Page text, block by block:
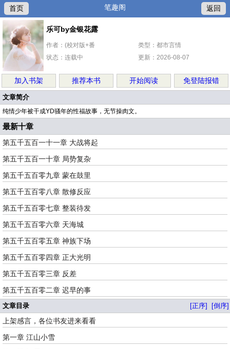
首页 笔趣阁 返回
乐可by金银花露
作者：(校对版+番
类型：都市言情
状态：连载中
更新：2026-08-07
加入书架 推荐本书 开始阅读 免登陆报错
文章简介
纯情少年被干成YD骚年的性福故事，无节操肉文。
最新十章
第五千五百一十一章 大战将起
第五千五百一十章 局势复杂
第五千五百零九章 蒙在鼓里
第五千五百零八章 散修反应
第五千五百零七章 整装待发
第五千五百零六章 天海城
第五千五百零五章 神族下场
第五千五百零四章 正大光明
第五千五百零三章 反差
第五千五百零二章 迟早的事
文章目录 [正序] [倒序]
上架感言，各位书友进来看看
第一章 江山小雪